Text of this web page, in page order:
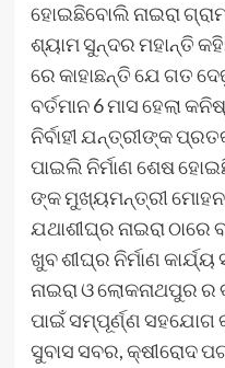
ହୋଇଛିବୋଲି ନାଇରା
ଶ୍ୟାମ ସୁନ୍ଦର ମହାନ୍ତି
ରେ କାହାଛନ୍ତି ଯେ ଗତ
ବର୍ତମାନ 6 ମାସ ହେଲା
ନିର୍ବାହୀ ଯନ୍ତ୍ରୀଙ୍କ
ପାଇଲି ନିର୍ମାଣ ଶେଷ
ଙ୍କ ମୁଖ୍ୟମନ୍ତ୍ରୀ
ଯଥାଶୀଘ୍ର ନାଇରା ଠାରେ
ଖୁବ ଶୀଘ୍ର ନିର୍ମାଣ
ନାଇରା ଓ ଲୋକନାଥପୁର
ପାଇଁ ସମ୍ପୂର୍ଣ୍ଣ ସହଯୋଗ
ସୁବାସ ସବର, କ୍ଷୀରୋଦ